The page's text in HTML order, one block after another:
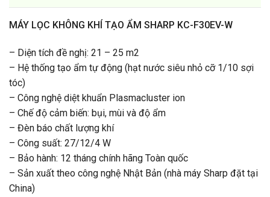
MÁY LỌC KHÔNG KHÍ TẠO ẨM SHARP KC-F30EV-W
– Diện tích đề nghị: 21 – 25 m2
– Hệ thống tạo ẩm tự động (hạt nước siêu nhỏ cỡ 1/10 sợi
tóc)
– Công nghệ diệt khuẩn Plasmacluster ion
– Chế độ cảm biến: bụi, mùi và độ ẩm
– Đèn báo chất lượng khí
– Công suất: 27/12/4 W
– Bảo hành: 12 tháng chính hãng Toàn quốc
– Sản xuất theo công nghệ Nhật Bản (nhà máy Sharp đặt tại
China)